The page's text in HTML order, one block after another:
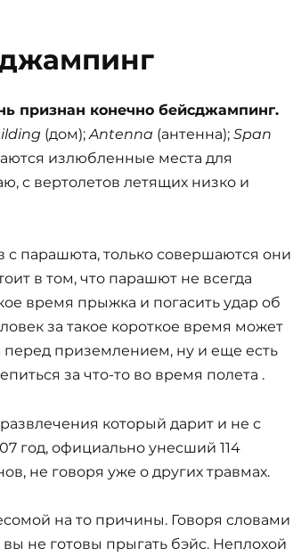
признан конечно бейсджампинг.
(дом);Antenna (антенна); Span
излюбленные места для
с вертолетов летящих низко и
с парашюта, только совершаются они
в том, что парашют не всегда
время прыжка и погасить удар об
за такое короткое время может
перед приземлением, ну и еще есть
за что-то во время полета .
который дарит и не с
год, официально унесший 114
не говоря уже о других травмах.
на то причины. Говоря словами
не готовы прыгать бэйс. Неплохой